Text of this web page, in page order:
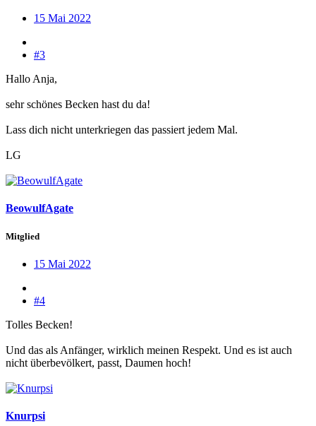
15 Mai 2022
#3
Hallo Anja,
sehr schönes Becken hast du da!
Lass dich nicht unterkriegen das passiert jedem Mal.
LG
BeowulfAgate
Mitglied
15 Mai 2022
#4
Tolles Becken!
Und das als Anfänger, wirklich meinen Respekt. Und es ist auch
nicht überbevölkert, passt, Daumen hoch!
Knurpsi